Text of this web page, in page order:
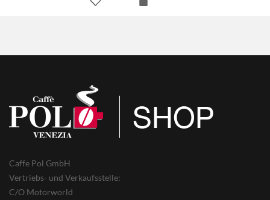
Caffe Pol GmbH
Vertriebs- und Verkaufsstelle:
C/O Motorworld